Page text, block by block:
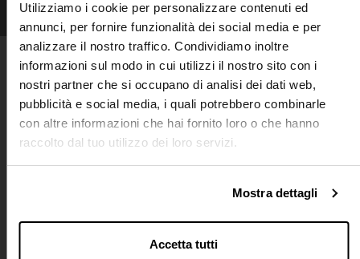
Utilizziamo i cookie per personalizzare contenuti ed
annunci, per fornire funzionalità dei social media e per
analizzare il nostro traffico. Condividiamo inoltre
informazioni sul modo in cui utilizzi il nostro sito con i
nostri partner che si occupano di analisi dei dati web,
pubblicità e social media, i quali potrebbero combinarle
con altre informazioni che hai fornito loro o che hanno
raccolto dal tuo utilizzo dei loro servizi.
Mostra dettagli
Accetta tutti
Instagram
Facebook
Linkedin
PRODUCTS
Wheels
Cranksets
Bottom brackets
Chainrings
Cassettes / Sprockets
Chains
STORE LOCATOR
TECHNICAL DOCUMENTATION